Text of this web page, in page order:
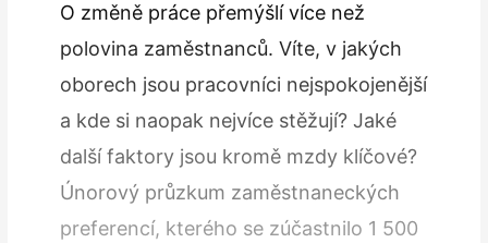
O změně práce přemýšlí více než
polovina zaměstnanců. Víte, v jakých
oborech jsou pracovníci nejspokojenější
a kde si naopak nejvíce stěžují? Jaké
další faktory jsou kromě mzdy klíčové?
Únorový průzkum zaměstnaneckých
preferencí, kterého se zúčastnilo 1 500